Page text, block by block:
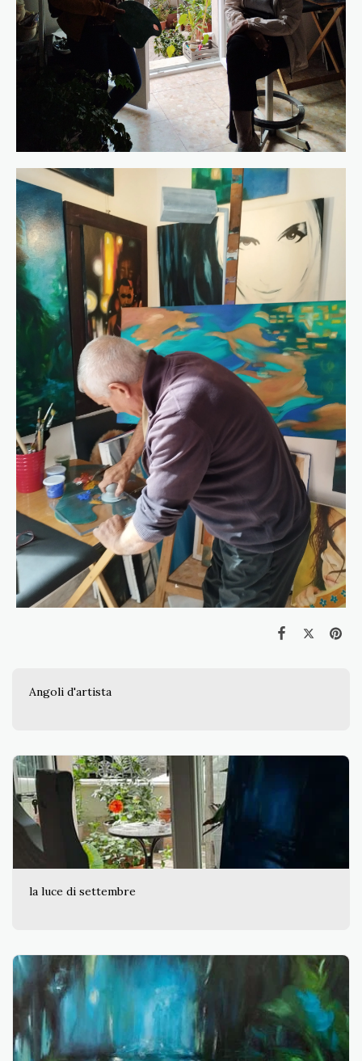
Angoli d'artista
la luce di settembre